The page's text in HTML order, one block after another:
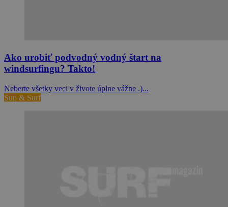
Ako urobiť podvodný vodný štart na
windsurfingu? Takto!
Neberte všetky veci v živote úplne vážne .)...
Sup & Surf